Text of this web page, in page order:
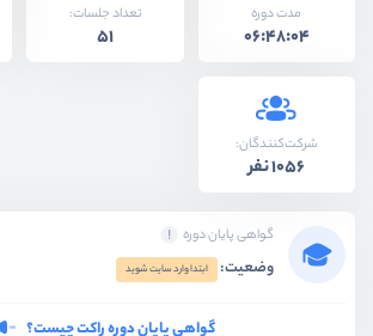
مدت دوره
06:48:04
تعداد جلسات:
51
شرکت‌کنندگان:
1056 نفر
گواهی پایان دوره
وضعیت: ابتدا وارد سایت شوید
گواهی پایان دوره راکت چیست؟